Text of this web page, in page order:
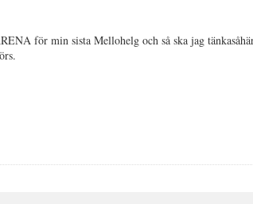
för min sista Mellohelg och så ska jag